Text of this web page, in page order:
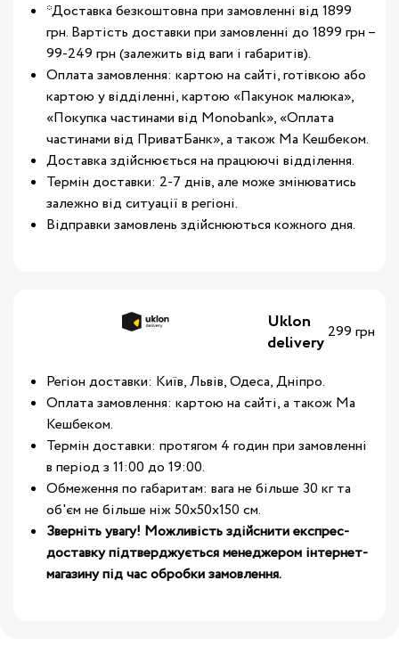
*Доставка безкоштовна при замовленні від 1899
грн. Вартість доставки при замовленні до 1899 грн –
99-249 грн (залежить від ваги і габаритів).
Оплата замовлення: картою на сайті, готівкою або
картою у відділенні, картою «Пакунок малюка»,
«Покупка частинами від Monobank», «Оплата
частинами від ПриватБанк», а також Ма Кешбеком.
Доставка здійснюється на працюючі відділення.
Термін доставки: 2-7 днів, але може змінюватись
залежно від ситуації в регіоні.
Відправки замовлень здійснюються кожного дня.
Uklon
delivery 299 грн
Регіон доставки: Київ, Львів, Одеса, Дніпро.
Оплата замовлення: картою на сайті, а також Ма
Кешбеком.
Термін доставки: протягом 4 годин при замовленні
в період з 11:00 до 19:00.
Обмеження по габаритам: вага не більше 30 кг та
об'єм не більше ніж 50х50х150 см.
Зверніть увагу! Можливість здійснити експрес-
доставку підтверджується менеджером інтернет-
магазину під час обробки замовлення.